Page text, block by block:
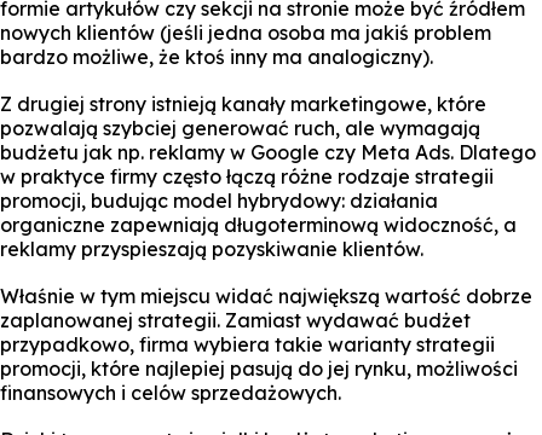
formie artykułów czy sekcji na stronie może być źródłem
nowych klientów (jeśli jedna osoba ma jakiś problem
bardzo możliwe, że ktoś inny ma analogiczny).
Z drugiej strony istnieją kanały marketingowe, które
pozwalają szybciej generować ruch, ale wymagają
budżetu jak np. reklamy w Google czy Meta Ads. Dlatego
w praktyce firmy często łączą różne rodzaje strategii
promocji, budując model hybrydowy: działania
organiczne zapewniają długoterminową widoczność, a
reklamy przyspieszają pozyskiwanie klientów.
Właśnie w tym miejscu widać największą wartość dobrze
zaplanowanej strategii. Zamiast wydawać budżet
przypadkowo, firma wybiera takie warianty strategii
promocji, które najlepiej pasują do jej rynku, możliwości
finansowych i celów sprzedażowych.